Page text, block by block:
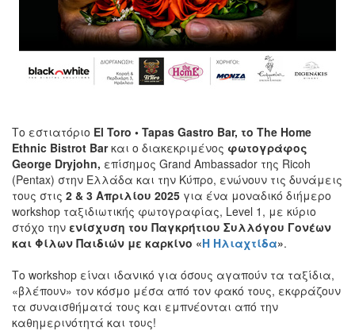
Το εστιατόριο El Toro • Tapas Gastro Bar, το The Home
Ethnic Bistrot Bar και ο διακεκριμένος φωτογράφος
George Dryjohn, επίσημος Grand Ambassador της Ricoh
(Pentax) στην Ελλάδα και την Κύπρο, ενώνουν τις δυνάμεις
τους στις 2 & 3 Απριλίου 2025 για ένα μοναδικό διήμερο
workshop ταξιδιωτικής φωτογραφίας, Level 1, με κύριο
στόχο την ενίσχυση του Παγκρήτιου Συλλόγου Γονέων
και Φίλων Παιδιών με καρκίνο «Η Ηλιαχτίδα».
Το workshop είναι ιδανικό για όσους αγαπούν τα ταξίδια,
«βλέπουν» τον κόσμο μέσα από τον φακό τους, εκφράζουν
τα συναισθήματά τους και εμπνέονται από την
καθημερινότητά και τους!